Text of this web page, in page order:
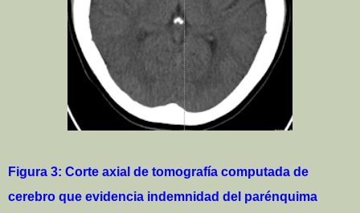
Figura 3: Corte axial de tomografía computada de
cerebro que evidencia indemnidad del parénquima